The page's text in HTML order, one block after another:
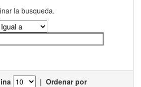
la busqueda.
| Ordenar por